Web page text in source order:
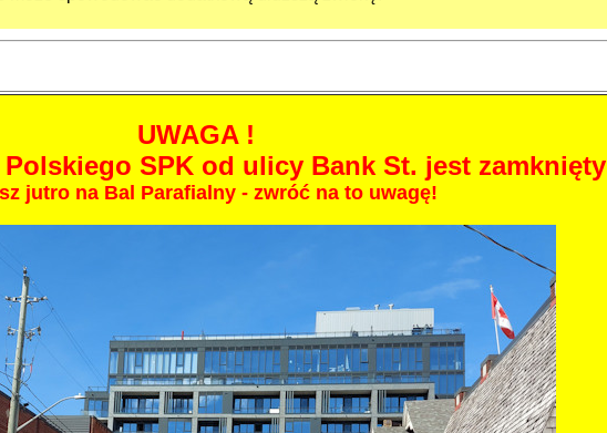
UWAGA !
SPK od ulicy Bank St. jest zamknięty
jutro na Bal Parafialny - zwróć na to uwagę!